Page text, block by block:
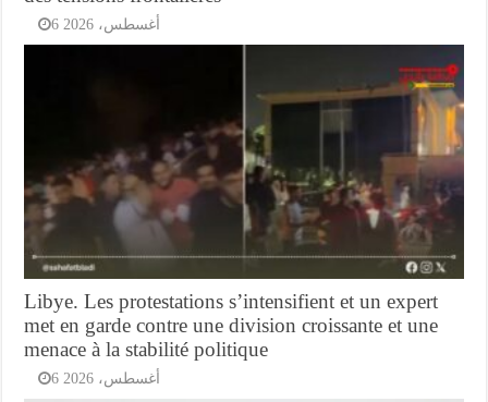
6 أغسطس، 2026
Libye. Les protestations s’intensifient et un expert
met en garde contre une division croissante et une
menace à la stabilité politique
6 أغسطس، 2026